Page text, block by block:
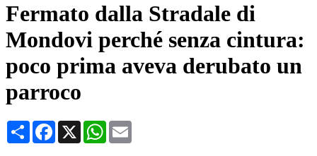
Fermato dalla Stradale di
Mondovi perché senza cintura:
poco prima aveva derubato un
parroco
CondividiFacebook
X WhatsApp